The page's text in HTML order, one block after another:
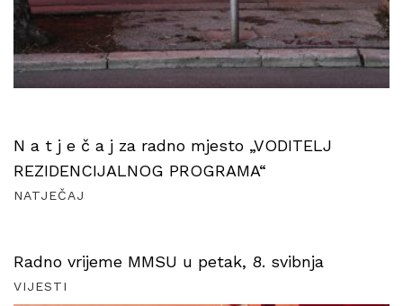
N a t j e č a j za radno mjesto „VODITELJ
REZIDENCIJALNOG PROGRAMA“
NATJEČAJ
Radno vrijeme MMSU u petak, 8. svibnja
VIJESTI